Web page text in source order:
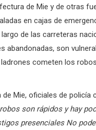
de Mie y de otras
en cajas de
de las carreteras
abandonadas, son
cometen los
de Mie, oficiales de policía
son rápidos y hay
presenciales No